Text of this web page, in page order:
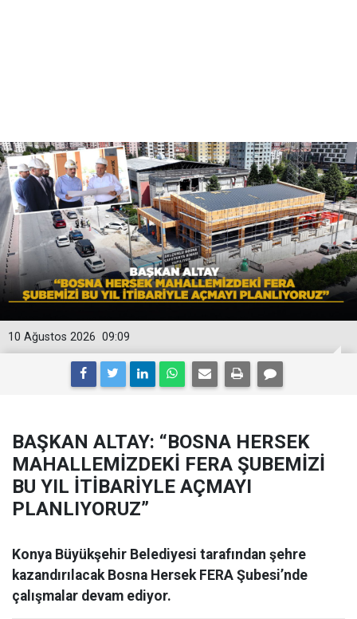
09:09
10 Ağustos 2026
BAŞKAN ALTAY: “BOSNA HERSEK
MAHALLEMİZDEKİ FERA ŞUBEMİZİ
BU YIL İTİBARİYLE AÇMAYI
PLANLIYORUZ”
Konya Büyükşehir Belediyesi tarafından şehre
kazandırılacak Bosna Hersek FERA Şubesi’nde
çalışmalar devam ediyor.